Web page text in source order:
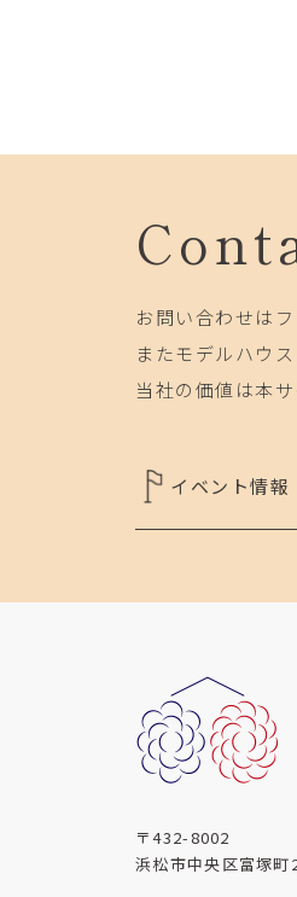
お問い合わせは
またモデルハウ
当社の価値は本
イベント情報
〒432-8002
浜松市中央区富塚町